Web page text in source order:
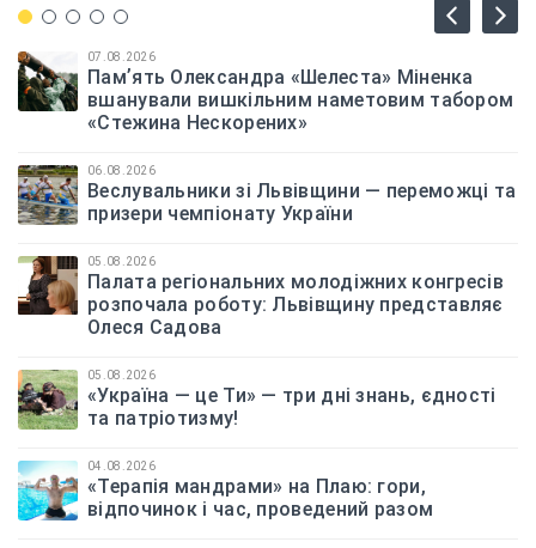
07.08.2026
Памʼять Олександра «Шелеста» Міненка
вшанували вишкільним наметовим табором
«Стежина Нескорених»
06.08.2026
Веслувальники зі Львівщини — переможці та
призери чемпіонату України
05.08.2026
Палата регіональних молодіжних конгресів
розпочала роботу: Львівщину представляє
Олеся Садова
05.08.2026
«Україна — це Ти» — три дні знань, єдності
та патріотизму!
04.08.2026
«Терапія мандрами» на Плаю: гори,
відпочинок і час, проведений разом